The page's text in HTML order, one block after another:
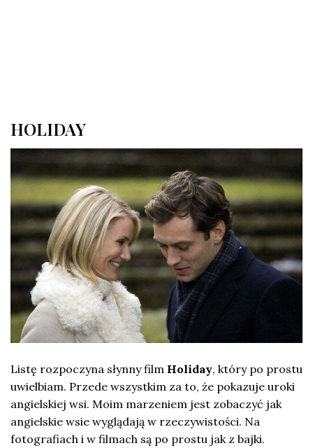
HOLIDAY
Listę rozpoczyna słynny film Holiday, który po prostu
uwielbiam. Przede wszystkim za to, że pokazuje uroki
angielskiej wsi. Moim marzeniem jest zobaczyć jak
angielskie wsie wyglądają w rzeczywistości. Na
fotografiach i w filmach są po prostu jak z bajki.